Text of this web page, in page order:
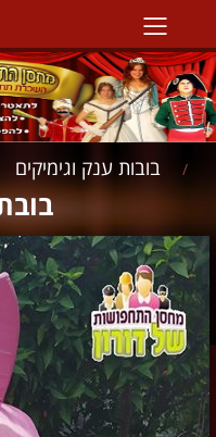
/ בובות ענק וגימיקים